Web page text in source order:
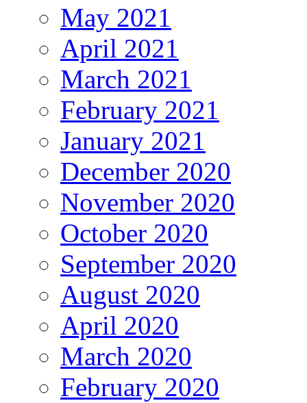
May 2021
April 2021
March 2021
February 2021
January 2021
December 2020
November 2020
October 2020
September 2020
August 2020
April 2020
March 2020
February 2020